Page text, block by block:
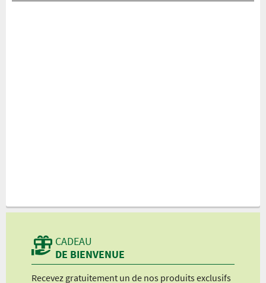
CADEAU
DE BIENVENUE
Recevez gratuitement un de nos produits exclusifs